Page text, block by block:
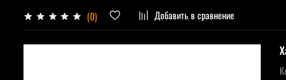
(0) Добавить в сравнение